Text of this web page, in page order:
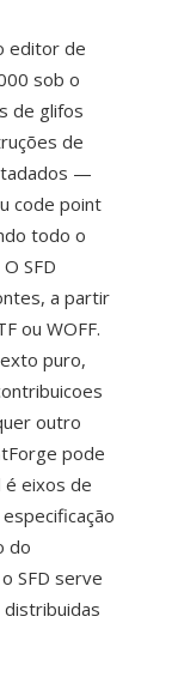
editor de
sob o
de glifos
de
—
code point
todo o
SFD
a partir
ou WOFF.
puro,
outro
pode
eixos de
do
SFD serve